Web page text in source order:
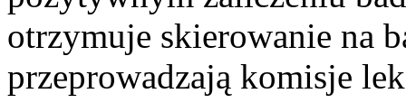
otrzymuje skierowanie na
przeprowadzają komisje